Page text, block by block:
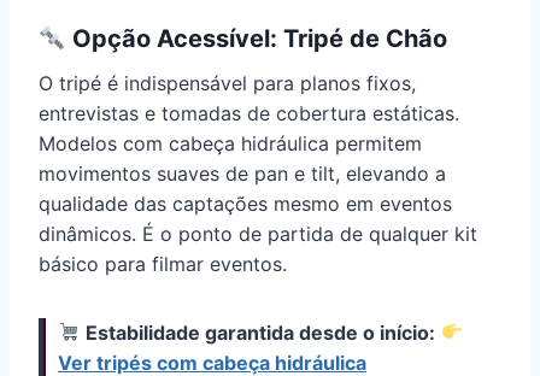
Opção Acessível: Tripé de Chão
O tripé é indispensável para planos fixos,
entrevistas e tomadas de cobertura estáticas.
Modelos com cabeça hidráulica permitem
movimentos suaves de pan e tilt, elevando a
qualidade das captações mesmo em eventos
dinâmicos. É o ponto de partida de qualquer kit
básico para filmar eventos.
Estabilidade garantida desde o início:
Ver tripés com cabeça hidráulica